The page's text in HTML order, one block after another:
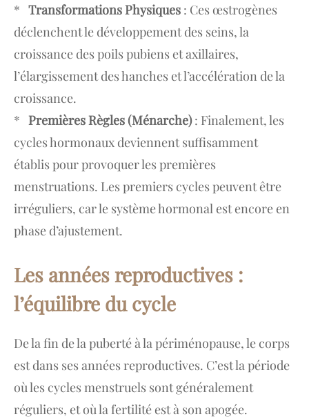
* Transformations Physiques : Ces œstrogènes
déclenchent le développement des seins, la
croissance des poils pubiens et axillaires,
l’élargissement des hanches et l’accélération de la
croissance.
* Premières Règles (Ménarche): Finalement, les
cycles hormonaux deviennent suffisamment
établis pour provoquer les premières
menstruations. Les premiers cycles peuvent être
irréguliers, car le système hormonal est encore en
phase d’ajustement.
Les années reproductives :
l’équilibre du cycle
De la fin de la puberté à la périménopause, le corps
est dans ses années reproductives. C’est la période
où les cycles menstruels sont généralement
réguliers, et où la fertilité est à son apogée.